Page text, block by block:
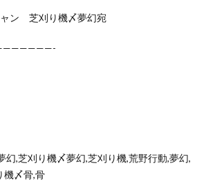
ン 芝刈り機〆夢幻宛
幻,芝刈り機〆夢幻,芝刈り機,荒野行動,夢幻,
機〆骨,骨